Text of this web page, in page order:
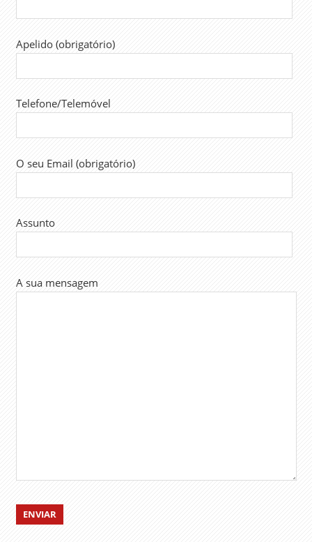
Apelido (obrigatório)
Telefone/Telemóvel
O seu Email (obrigatório)
Assunto
A sua mensagem